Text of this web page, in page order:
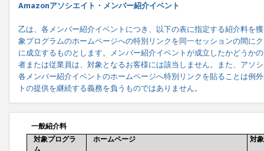
Amazonアソシエイト・メンバー紹介イベント
乙は、各メンバー紹介イベントにつき、以下の表に指定する紹介料を
象プログラムのホームページへの特別リンクを同一セッションの間に
に成立するものとします。メンバー紹介イベントが成立したかどうか
者または従業員は、対象となるお客様には該当しません。また、アソ
各メンバー紹介イベントのホームページへ特別リンクを貼ることは例
トの提供を継続する義務を負うものではありません。